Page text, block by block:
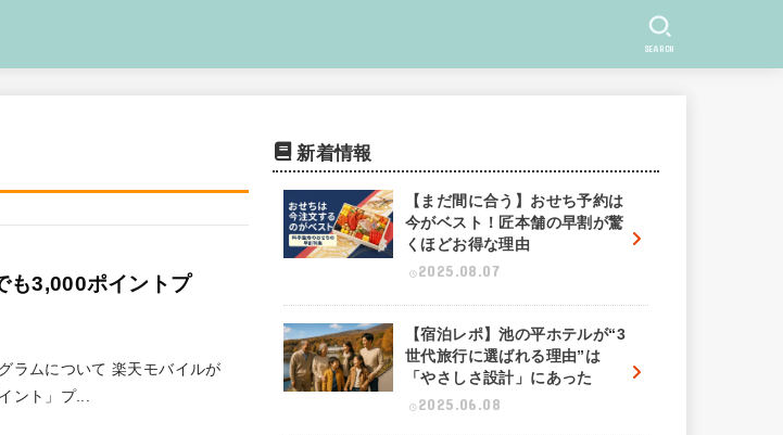
SEARCH
も3,000ポイントプ
ラムについて 楽天モバイルが
ント」プ...
新着情報
【まだ間に合う】おせち予約は
今がベスト！匠本舗の早割が驚
くほどお得な理由
2025.08.07
【宿泊レポ】池の平ホテルが“3
世代旅行に選ばれる理由”は
「やさしさ設計」にあった
2025.06.08